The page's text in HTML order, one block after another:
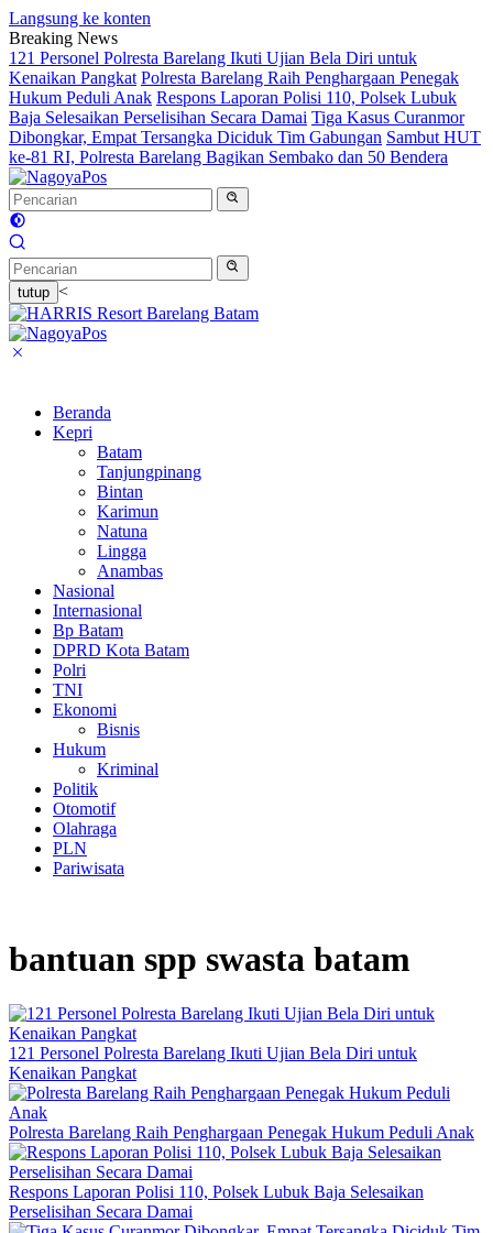
Langsung ke konten
Breaking News
121 Personel Polresta Barelang Ikuti Ujian Bela Diri untuk
Kenaikan Pangkat Polresta Barelang Raih Penghargaan Penegak
Hukum Peduli Anak Respons Laporan Polisi 110, Polsek Lubuk
Baja Selesaikan Perselisihan Secara Damai Tiga Kasus Curanmor
Dibongkar, Empat Tersangka Diciduk Tim Gabungan Sambut HUT
ke-81 RI, Polresta Barelang Bagikan Sembako dan 50 Bendera
tutup <
Beranda
Kepri
Batam
Tanjungpinang
Bintan
Karimun
Natuna
Lingga
Anambas
Nasional
Internasional
Bp Batam
DPRD Kota Batam
Polri
TNI
Ekonomi
Bisnis
Hukum
Kriminal
Politik
Otomotif
Olahraga
PLN
Pariwisata
bantuan spp swasta batam
121 Personel Polresta Barelang Ikuti Ujian Bela Diri untuk
Kenaikan Pangkat
Polresta Barelang Raih Penghargaan Penegak Hukum Peduli Anak
Respons Laporan Polisi 110, Polsek Lubuk Baja Selesaikan
Perselisihan Secara Damai